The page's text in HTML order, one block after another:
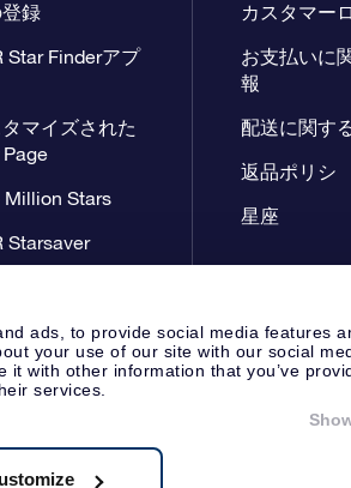
ads, to provide social media features
your use of our site with our social
it with other information that you’ve
services.
録
Star Finderアプ
マイズされた
Million Stars
Starsaver
カスタマー
お支払いに
報
配送に関す
返品ポリシ
星座
プラ